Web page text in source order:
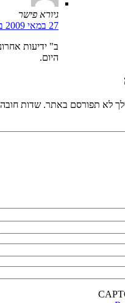
גיורא פישר
27 במאי 2009 ב 14:09
ב" ידיעות
היום.
לא תפורסם באתר. שדות חובה